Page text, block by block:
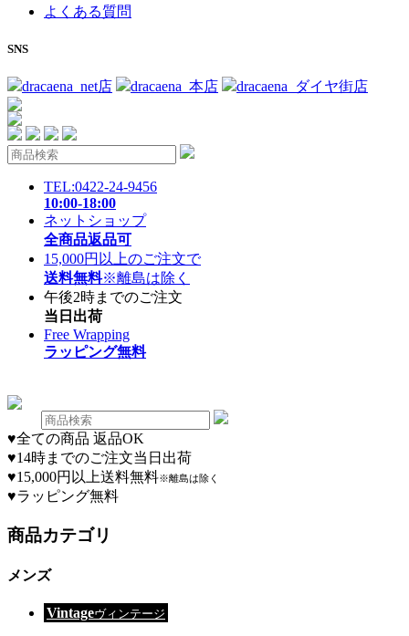
よくある質問
SNS
dracaena_net店 dracaena_本店 dracaena_ダイヤ街店
TEL:0422-24-9456
10:00-18:00
ネットショップ
全商品返品可
15,000円以上のご注文で
送料無料※離島は除く
午後2時までのご注文
当日出荷
Free Wrapping
ラッピング無料
♥全ての商品 返品OK
♥14時までのご注文当日出荷
♥15,000円以上送料無料※離島は除く
♥ラッピング無料
商品カテゴリ
メンズ
Vintageヴィンテージ